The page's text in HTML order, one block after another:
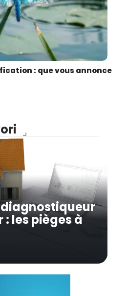
: que vous annonce
les pièges à